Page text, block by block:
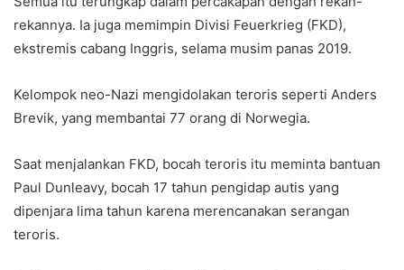
rekannya. Ia juga memimpin Divisi Feuerkrieg (FKD),
ekstremis cabang Inggris, selama musim panas 2019.
Kelompok neo-Nazi mengidolakan teroris seperti Anders
Brevik, yang membantai 77 orang di Norwegia.
Saat menjalankan FKD, bocah teroris itu meminta bantuan
Paul Dunleavy, bocah 17 tahun pengidap autis yang
dipenjara lima tahun karena merencanakan serangan
teroris.